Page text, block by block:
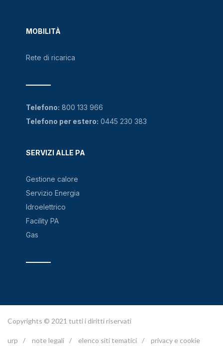
MOBILITÀ
Rete di ricarica
SERVIZI ALLE PA
Gestione calore
Servizio Energia
Idroelettrico
Facility PA
Gas
Telefono: 800 133 966
Telefono per estero: 0445 230 383
Copyrights © 2021 tutti i diritti riservati
urp / note legali / elenco siti tematici / privacy e cookie